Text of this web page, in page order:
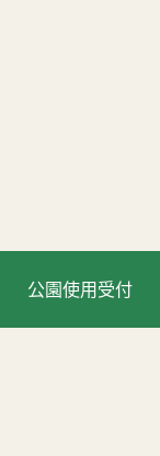
公園使用受付